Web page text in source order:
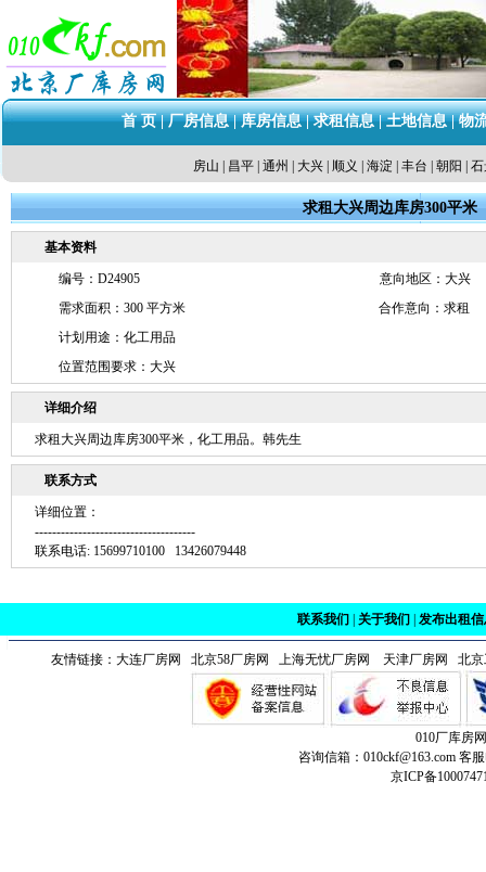
首 页|厂房信息|库房信息|求租信息|土地信息|物
房山 昌平 通州 大兴 顺义 海淀 丰台 朝阳
求租大兴周边库房300平米
基本资料
编号：D24905
意向地区：大兴
需求面积：300 平方米
合作意向：求租
计划用途：化工用品
位置范围要求：大兴
详细介绍
求租大兴周边库房300平米，化工用品。韩先生
联系方式
详细位置：
-------------------------------------
联系电话: 15699710100 13426079448
联系我们 关于我们 发布出租
友情链接： 大连厂房网 北京58厂房网 上海无忧厂房网 天津厂房网 北
010厂库房
咨询信箱：010ckf@163.com 客
京ICP备